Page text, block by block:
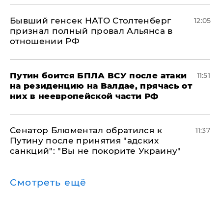
Бывший генсек НАТО Столтенберг
признал полный провал Альянса в
отношении РФ
12:05
Путин боится БПЛА ВСУ после атаки
на резиденцию на Валдае, прячась от
них в неевропейской части РФ
11:51
Сенатор Блюментал обратился к
Путину после принятия "адских
санкций": "Вы не покорите Украину"
11:37
Смотреть ещё